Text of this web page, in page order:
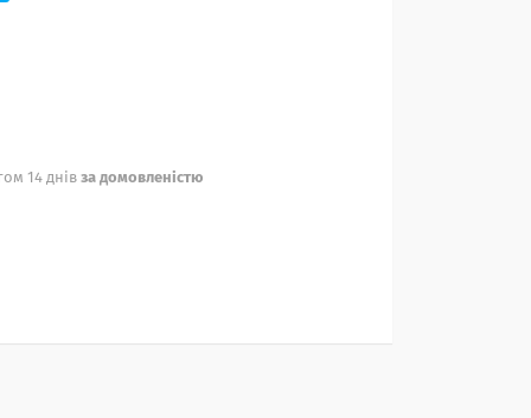
14 днів за домовленістю